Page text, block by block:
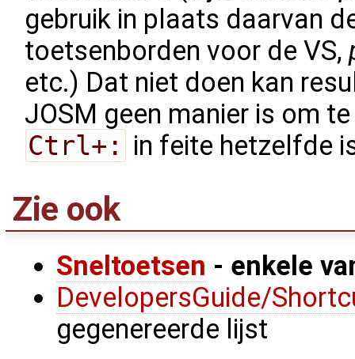
gebruik in plaats daarvan
toetsenborden voor de VS,
etc.) Dat niet doen kan
JOSM geen manier is om
Ctrl+: in feite hetzelfde
Zie ook
Sneltoetsen - enkele
DevelopersGuide/
gegenereerde lijst